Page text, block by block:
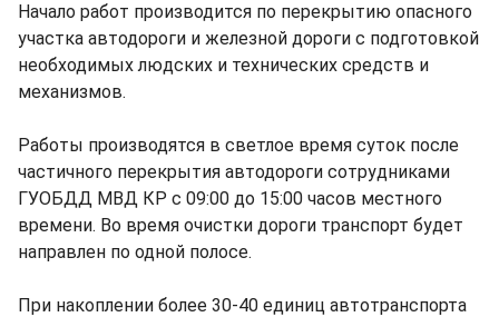
Начало работ производится по перекрытию опасного
участка автодороги и железной дороги с подготовкой
необходимых людских и технических средств и
механизмов.
Работы производятся в светлое время суток после
частичного перекрытия автодороги сотрудниками
ГУОБДД МВД КР с 09:00 до 15:00 часов местного
времени. Во время очистки дороги транспорт будет
направлен по одной полосе.
При накоплении более 30-40 единиц автотранспорта